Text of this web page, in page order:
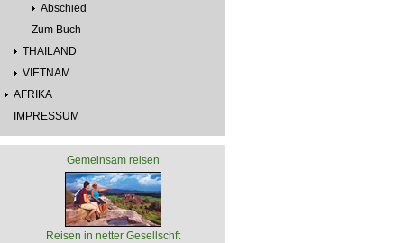
Abschied
Zum Buch
THAILAND
VIETNAM
AFRIKA
IMPRESSUM
Gemeinsam reisen
Reisen in netter Gesellschft